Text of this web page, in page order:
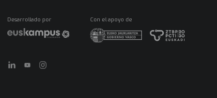
Desarrollado por Con el apoyo de